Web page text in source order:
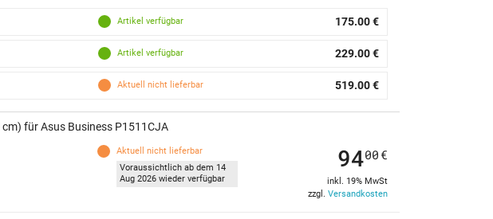
Artikel verfügbar 175.00 €
Artikel verfügbar 229.00 €
Aktuell nicht lieferbar 519.00 €
cm) für Asus Business P1511CJA
Aktuell nicht lieferbar
Voraussichtlich ab dem 14
Aug 2026 wieder verfügbar
9400 €
inkl. 19% MwSt
zzgl. Versandkosten